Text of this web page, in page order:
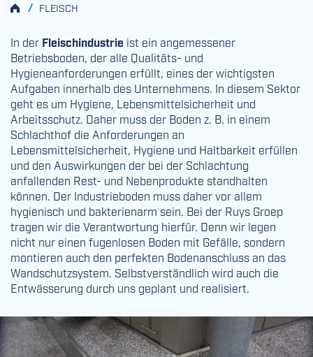
HOMEFLEISCH
/
In der Fleischindustrie ist ein angemessener
Betriebsboden, der alle Qualitäts- und
Hygieneanforderungen erfüllt, eines der wichtigsten
Aufgaben innerhalb des Unternehmens. In diesem Sektor
geht es um Hygiene, Lebensmittelsicherheit und
Arbeitsschutz. Daher muss der Boden z. B. in einem
Schlachthof die Anforderungen an
Lebensmittelsicherheit, Hygiene und Haltbarkeit erfüllen
und den Auswirkungen der bei der Schlachtung
anfallenden Rest- und Nebenprodukte standhalten
können. Der Industrieboden muss daher vor allem
hygienisch und bakterienarm sein. Bei der Ruys Groep
tragen wir die Verantwortung hierfür. Denn wir legen
nicht nur einen fugenlosen Boden mit Gefälle, sondern
montieren auch den perfekten Bodenanschluss an das
Wandschutzsystem. Selbstverständlich wird auch die
Entwässerung durch uns geplant und realisiert.